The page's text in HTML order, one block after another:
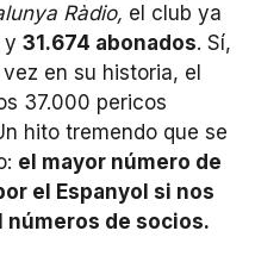
Ràdio, el club ya
y 31.674 abonados. Sí,
en su historia, el
37.000 pericos
hito tremendo que se
el mayor número de
el Espanyol si nos
de socios.